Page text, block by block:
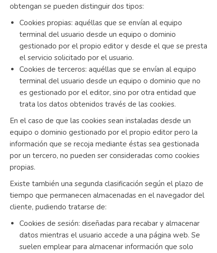
obtengan se pueden distinguir dos tipos:
Cookies propias: aquéllas que se envían al equipo
terminal del usuario desde un equipo o dominio
gestionado por el propio editor y desde el que se presta
el servicio solicitado por el usuario.
Cookies de terceros: aquéllas que se envían al equipo
terminal del usuario desde un equipo o dominio que no
es gestionado por el editor, sino por otra entidad que
trata los datos obtenidos través de las cookies.
En el caso de que las cookies sean instaladas desde un
equipo o dominio gestionado por el propio editor pero la
información que se recoja mediante éstas sea gestionada
por un tercero, no pueden ser consideradas como cookies
propias.
Existe también una segunda clasificación según el plazo de
tiempo que permanecen almacenadas en el navegador del
cliente, pudiendo tratarse de:
Cookies de sesión: diseñadas para recabar y almacenar
datos mientras el usuario accede a una página web. Se
suelen emplear para almacenar información que solo